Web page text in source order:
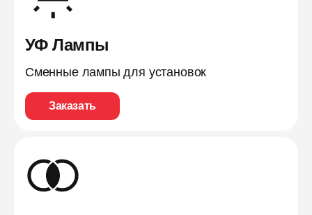
УФ Лампы
Сменные лампы для установок
Заказать